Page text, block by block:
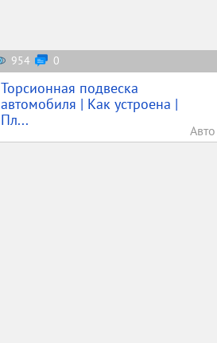
954 0
Торсионная подвеска
автомобиля | Как устроена |
Пл...
Авто